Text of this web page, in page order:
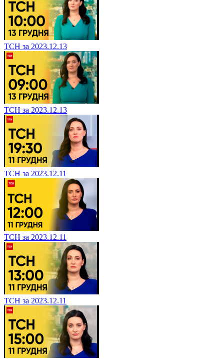
ТСН за 2023.12.13
ТСН за 2023.12.13
ТСН за 2023.12.11
ТСН за 2023.12.11
ТСН за 2023.12.11